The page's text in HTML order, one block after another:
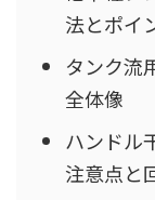
法とポイ
タンク流
全体像
ハンドル
注意点と